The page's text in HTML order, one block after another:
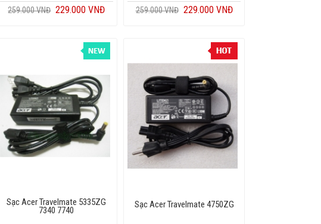
259.000 VNĐ 229.000 VNĐ 259.000 VNĐ 229.000 VNĐ
Sạc Acer Travelmate 5335ZG
7340 7740
Sạc Acer Travelmate 4750ZG